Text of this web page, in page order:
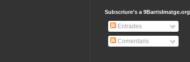
Subscriure's a 9BarrisImatge.org
Entrades
Comentaris